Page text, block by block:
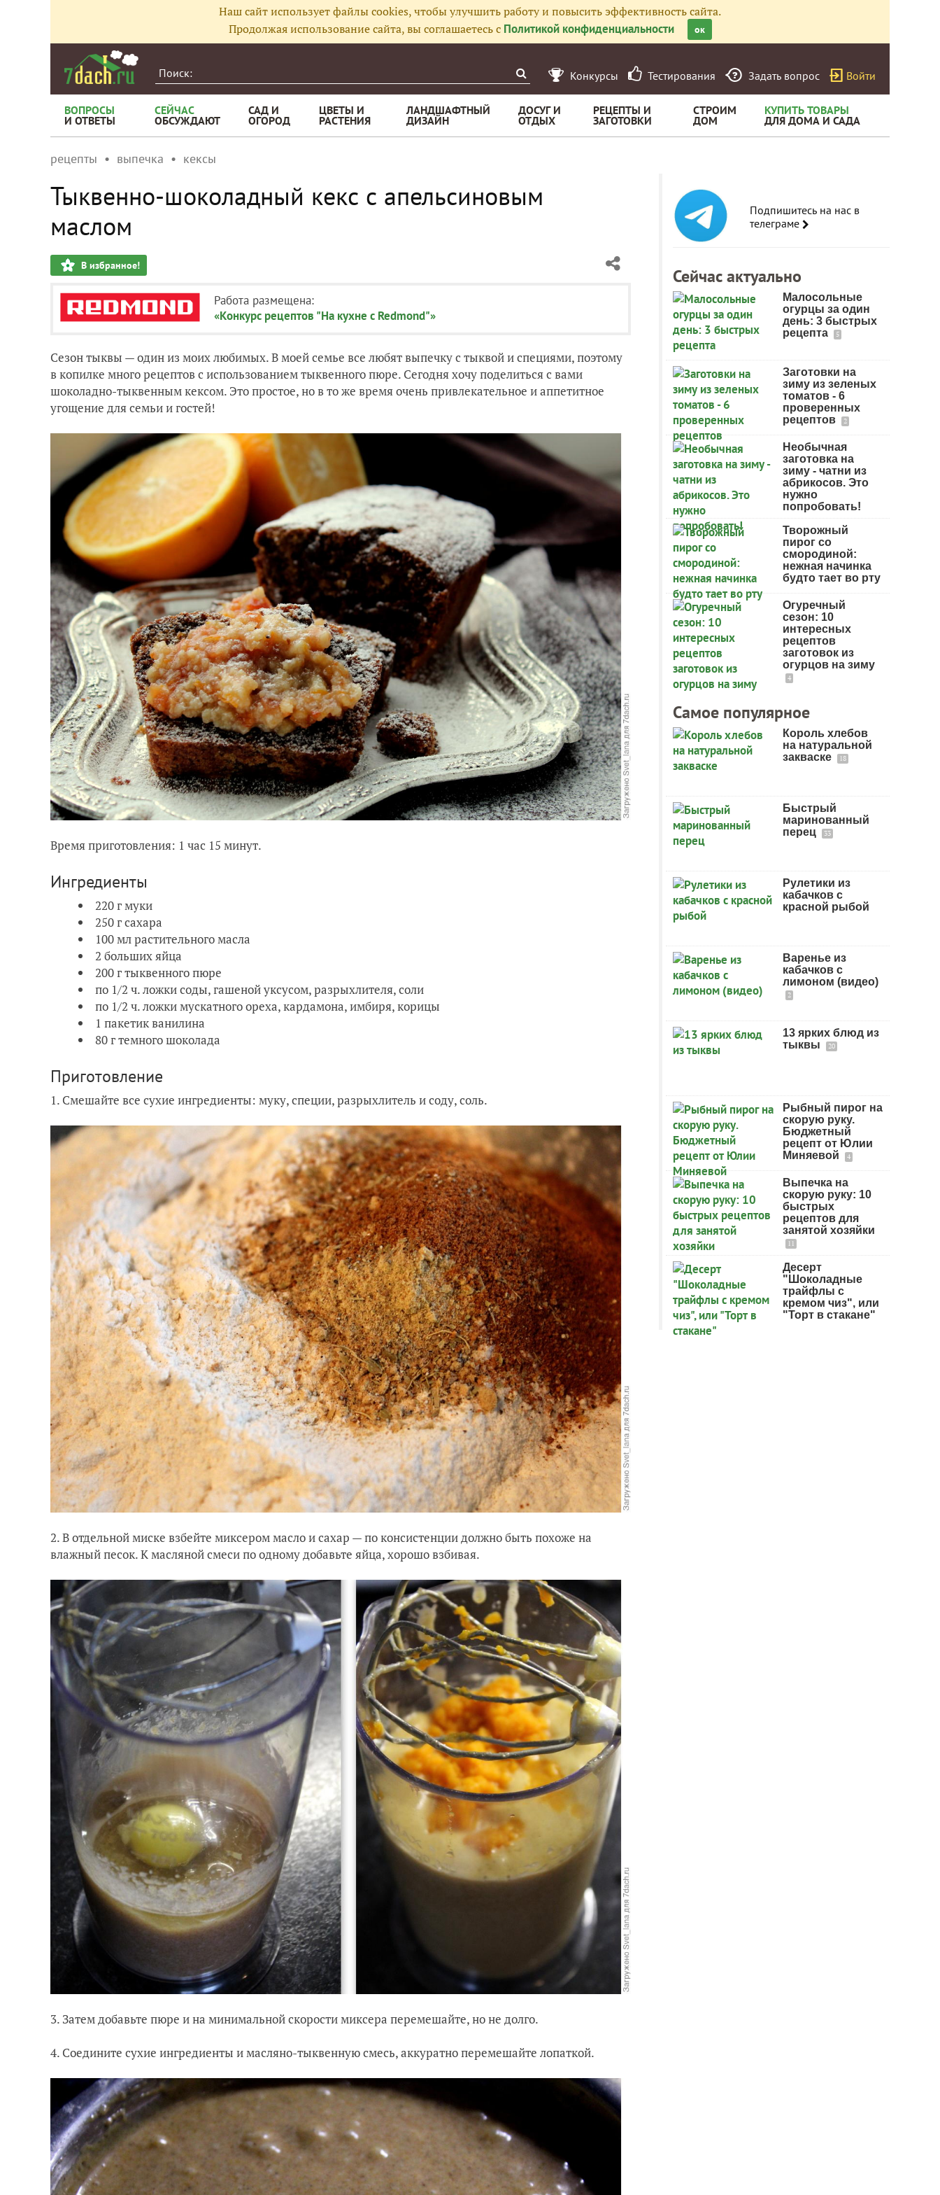
Наш сайт использует файлы cookies, чтобы улучшить работу и повысить эффективность сайта.
Продолжая использование сайта, вы соглашаетесь с Политикой конфиденциальности ок
Конкурсы Тестирования Задать вопрос Войти
ВОПРОСЫ
И ОТВЕТЫ
СЕЙЧАС
ОБСУЖДАЮТ
САД И
ОГОРОД
ЦВЕТЫ И
РАСТЕНИЯ
ЛАНДШАФТНЫЙ
ДИЗАЙН
ДОСУГ И
ОТДЫХ
РЕЦЕПТЫ И
ЗАГОТОВКИ
СТРОИМ
ДОМ
КУПИТЬ ТОВАРЫ
ДЛЯ ДОМА И САДА
рецепты выпечка кексы
Тыквенно-шоколадный кекс с апельсиновым
маслом
В избранное!
Работа размещена:
«Конкурс рецептов "На кухне с Redmond"»
Сезон тыквы — один из моих любимых. В моей семье все любят выпечку с тыквой и специями, поэтому
в копилке много рецептов с использованием тыквенного пюре. Сегодня хочу поделиться с вами
шоколадно-тыквенным кексом. Это простое, но в то же время очень привлекательное и аппетитное
угощение для семьи и гостей!
Время приготовления: 1 час 15 минут.
Ингредиенты
220 г муки
250 г сахара
100 мл растительного масла
2 больших яйца
200 г тыквенного пюре
по 1/2 ч. ложки соды, гашеной уксусом, разрыхлителя, соли
по 1/2 ч. ложки мускатного ореха, кардамона, имбиря, корицы
1 пакетик ванилина
80 г темного шоколада
Приготовление
1. Смешайте все сухие ингредиенты: муку, специи, разрыхлитель и соду, соль.
2. В отдельной миске взбейте миксером масло и сахар — по консистенции должно быть похоже на
влажный песок. К масляной смеси по одному добавьте яйца, хорошо взбивая.
3. Затем добавьте пюре и на минимальной скорости миксера перемешайте, но не долго.
4. Соедините сухие ингредиенты и масляно-тыквенную смесь, аккуратно перемешайте лопаткой.
Подпишитесь на нас в
телеграме
Сейчас актуально
Малосольные
огурцы за один
день: 3 быстрых
рецепта
5
Заготовки на
зиму из зеленых
томатов - 6
проверенных
рецептов
2
Необычная
заготовка на
зиму - чатни из
абрикосов. Это
нужно
попробовать!
Творожный
пирог со
смородиной:
нежная начинка
будто тает во рту
Огуречный
сезон: 10
интересных
рецептов
заготовок из
огурцов на зиму
4
Самое популярное
Король хлебов
на натуральной
закваске
18
Быстрый
маринованный
перец
33
Рулетики из
кабачков с
красной рыбой
Варенье из
кабачков с
лимоном (видео)
2
13 ярких блюд из
тыквы
20
Рыбный пирог на
скорую руку.
Бюджетный
рецепт от Юлии
Миняевой
4
Выпечка на
скорую руку: 10
быстрых
рецептов для
занятой хозяйки
11
Десерт
"Шоколадные
трайфлы с
кремом чиз", или
"Торт в стакане"